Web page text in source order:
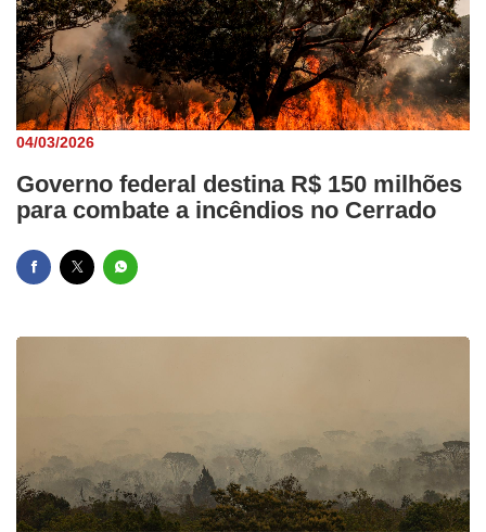
04/03/2026
Governo federal destina R$ 150 milhões
para combate a incêndios no Cerrado